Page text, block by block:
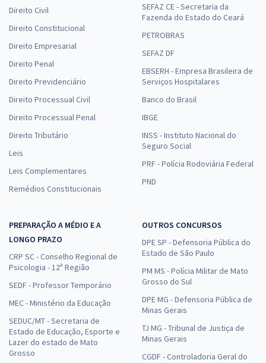
Direito Civil
Direito Constitucional
Direito Empresarial
Direito Penal
Direito Previdenciário
Direito Processual Civil
Direito Processual Penal
Direito Tributário
Leis
Leis Complementares
Remédios Constitucionais
SEFAZ CE - Secretaria da
Fazenda do Estado do Ceará
PETROBRAS
SEFAZ DF
EBSERH - Empresa Brasileira de
Serviços Hospitalares
Banco do Brasil
IBGE
INSS - Instituto Nacional do
Seguro Social
PRF - Polícia Rodoviária Federal
PND
PREPARAÇÃO A MÉDIO E A
LONGO PRAZO
CRP SC - Conselho Regional de
Psicologia - 12ª Região
SEDF - Professor Temporário
MEC - Ministério da Educação
SEDUC/MT - Secretaria de
Estado de Educação, Esporte e
Lazer do estado de Mato
Grosso
OUTROS CONCURSOS
DPE SP - Defensoria Pública do
Estado de São Paulo
PM MS - Polícia Militar de Mato
Grosso do Sul
DPE MG - Defensoria Pública de
Minas Gerais
TJ MG - Tribunal de Justiça de
Minas Gerais
CGDF - Controladoria Geral do